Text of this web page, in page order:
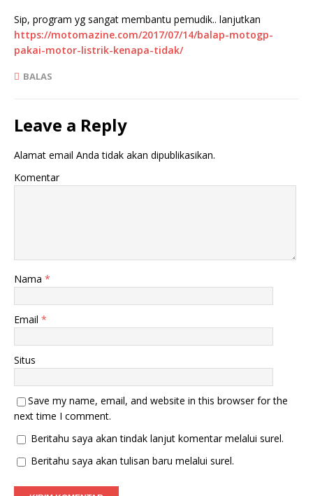
l
a
y
a
n
b
a
d
e
l
a
y
)
Sip, program yg sangat membantu pemudik.. lanjutkan
https://motomazine.com/2017/07/14/balap-motogp-
pakai-motor-listrik-kenapa-tidak/
BALAS
Leave a Reply
Alamat email Anda tidak akan dipublikasikan.
Komentar
Nama *
Email *
Situs
Save my name, email, and website in this browser for the
next time I comment.
Beritahu saya akan tindak lanjut komentar melalui surel.
Beritahu saya akan tulisan baru melalui surel.